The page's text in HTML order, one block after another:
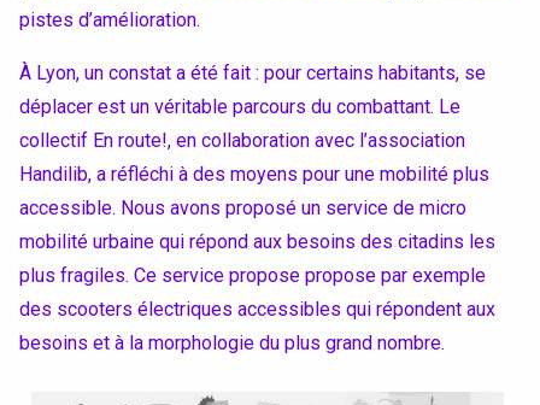
pistes d’amélioration.
À Lyon, un constat a été fait : pour certains habitants, se
déplacer est un véritable parcours du combattant. Le
collectif En route!, en collaboration avec l’association
Handilib, a réfléchi à des moyens pour une mobilité plus
accessible. Nous avons proposé un service de micro
mobilité urbaine qui répond aux besoins des citadins les
plus fragiles. Ce service propose propose par exemple
des scooters électriques accessibles qui répondent aux
besoins et à la morphologie du plus grand nombre.